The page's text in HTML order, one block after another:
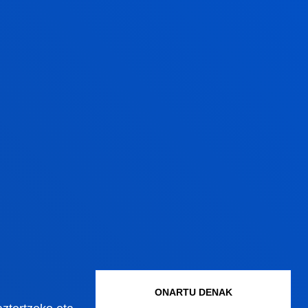
ONARTU DENAK